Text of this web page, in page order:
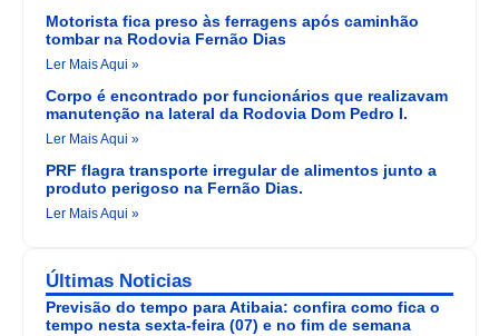
Motorista fica preso às ferragens após caminhão
tombar na Rodovia Fernão Dias
Ler Mais Aqui »
Corpo é encontrado por funcionários que realizavam
manutenção na lateral da Rodovia Dom Pedro I.
Ler Mais Aqui »
PRF flagra transporte irregular de alimentos junto a
produto perigoso na Fernão Dias.
Ler Mais Aqui »
Últimas Noticias
Previsão do tempo para Atibaia: confira como fica o
tempo nesta sexta-feira (07) e no fim de semana